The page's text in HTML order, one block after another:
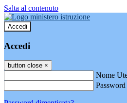
Salta al contenuto
Accedi
Accedi
button close ×
Nome
Password